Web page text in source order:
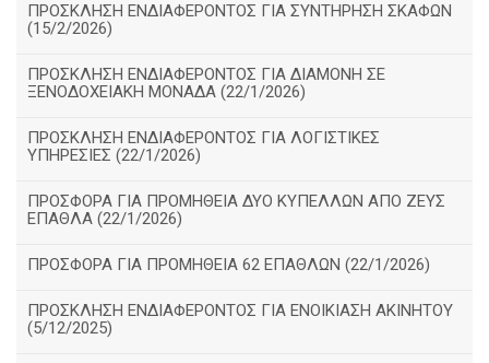
ΠΡΟΣΚΛΗΣΗ ΕΝΔΙΑΦΕΡΟΝΤΟΣ ΓΙΑ ΣΥΝΤΗΡΗΣΗ ΣΚΑΦΩΝ
(15/2/2026)
ΠΡΟΣΚΛΗΣΗ ΕΝΔΙΑΦΕΡΟΝΤΟΣ ΓΙΑ ΔΙΑΜΟΝΗ ΣΕ
ΞΕΝΟΔΟΧΕΙΑΚΗ ΜΟΝΑΔΑ (22/1/2026)
ΠΡΟΣΚΛΗΣΗ ΕΝΔΙΑΦΕΡΟΝΤΟΣ ΓΙΑ ΛΟΓΙΣΤΙΚΕΣ
ΥΠΗΡΕΣΙΕΣ (22/1/2026)
ΠΡΟΣΦΟΡΑ ΓΙΑ ΠΡΟΜΗΘΕΙΑ ΔΥΟ ΚΥΠΕΛΛΩΝ ΑΠΟ ΖΕΥΣ
ΕΠΑΘΛΑ (22/1/2026)
ΠΡΟΣΦΟΡΑ ΓΙΑ ΠΡΟΜΗΘΕΙΑ 62 ΕΠΑΘΛΩΝ (22/1/2026)
ΠΡΟΣΚΛΗΣΗ ΕΝΔΙΑΦΕΡΟΝΤΟΣ ΓΙΑ ΕΝΟΙΚΙΑΣΗ ΑΚΙΝΗΤΟΥ
(5/12/2025)